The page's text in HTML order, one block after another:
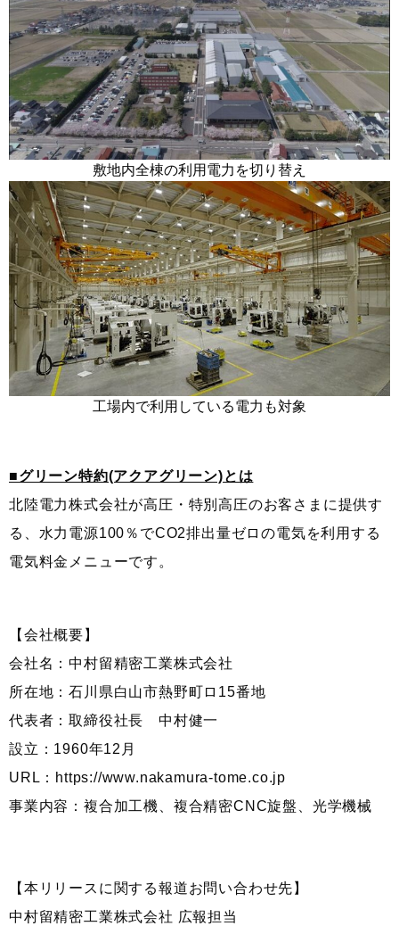
敷地内全棟の利用電力を切り替え
工場内で利用している電力も対象
■グリーン特約(アクアグリーン)とは
北陸電力株式会社が高圧・特別高圧のお客さまに提供す
る、水力電源100％でCO2排出量ゼロの電気を利用する
電気料金メニューです。
【会社概要】
会社名：中村留精密工業株式会社
所在地：石川県白山市熱野町ロ15番地
代表者：取締役社長 中村健一
設立：1960年12月
URL：https://www.nakamura-tome.co.jp
事業内容：複合加工機、複合精密CNC旋盤、光学機械
【本リリースに関する報道お問い合わせ先】
中村留精密工業株式会社 広報担当